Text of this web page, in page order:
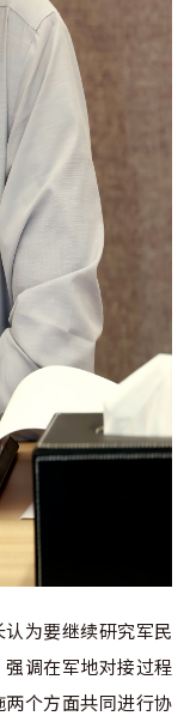
为要继续研究军民
调在军地对接过程
个方面共同进行协